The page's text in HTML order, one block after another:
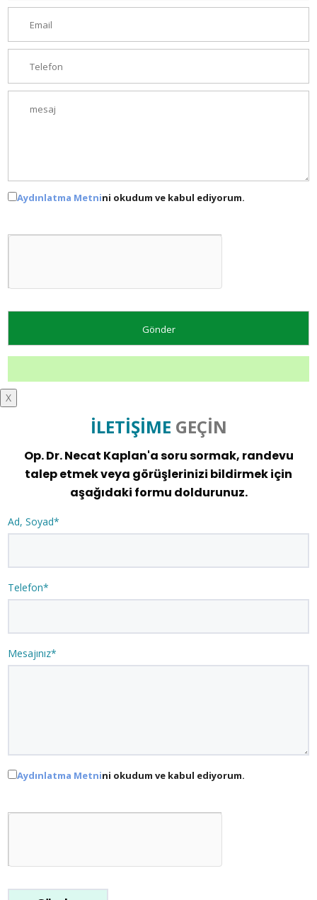
Aydınlatma Metnini okudum ve kabul ediyorum.
X
İLETİŞİME GEÇİN
Op. Dr. Necat Kaplan'a soru sormak, randevu
talep etmek veya görüşlerinizi bildirmek için
aşağıdaki formu doldurunuz.
Ad, Soyad*
Telefon*
Mesajınız*
Aydınlatma Metnini okudum ve kabul ediyorum.